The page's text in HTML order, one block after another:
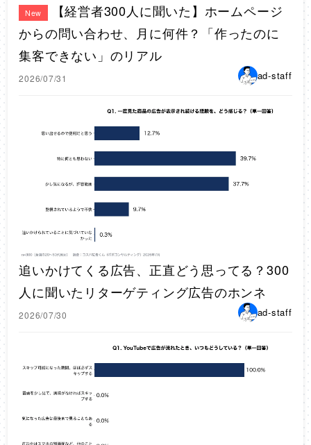
New
【経営者300人に聞いた】ホームページ
からの問い合わせ、月に何件？「作ったのに
集客できない」のリアル
2026/07/31 ad-staff
追いかけてくる広告、正直どう思ってる？300
人に聞いたリターゲティング広告のホンネ
2026/07/30 ad-staff